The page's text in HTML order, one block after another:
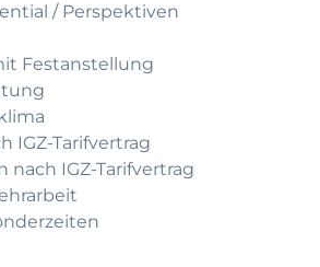
/ Perspektiven
Festanstellung
IGZ-Tarifvertrag
nach IGZ-Tarifvertrag